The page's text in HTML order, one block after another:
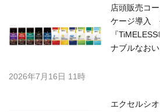
店頭販売コ
ケージ導入
『
ナブルなお
2026年7月16日 11時
エクセルシ